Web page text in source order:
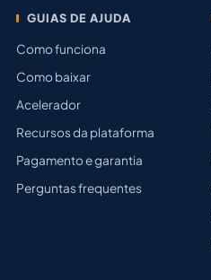
GUIAS DE AJUDA
Como funciona
Como baixar
Acelerador
Recursos da plataforma
Pagamento e garantia
Perguntas frequentes